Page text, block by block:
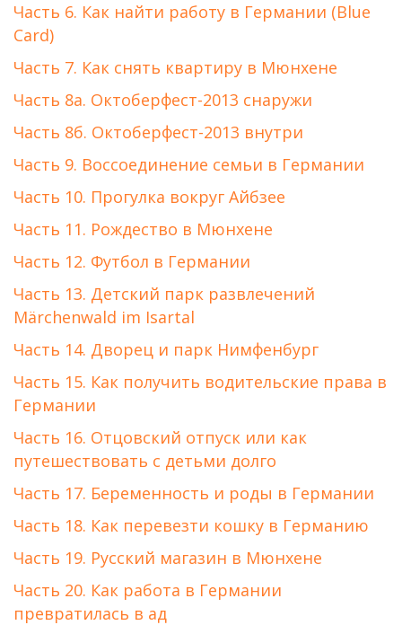
Часть 6. Как найти работу в Германии (Blue
Card)
Часть 7. Как снять квартиру в Мюнхене
Часть 8а. Октоберфест-2013 снаружи
Часть 8б. Октоберфест-2013 внутри
Часть 9. Воссоединение семьи в Германии
Часть 10. Прогулка вокруг Айбзее
Часть 11. Рождество в Мюнхене
Часть 12. Футбол в Германии
Часть 13. Детский парк развлечений
Märchenwald im Isartal
Часть 14. Дворец и парк Нимфенбург
Часть 15. Как получить водительские права в
Германии
Часть 16. Отцовский отпуск или как
путешествовать с детьми долго
Часть 17. Беременность и роды в Германии
Часть 18. Как перевезти кошку в Германию
Часть 19. Русский магазин в Мюнхене
Часть 20. Как работа в Германии
превратилась в ад